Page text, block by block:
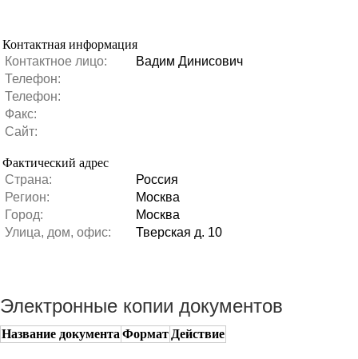
Контактная информация
Контактное лицо:
Вадим Динисович
Телефон:
Телефон:
Факс:
Сайт:
Фактический адрес
Страна:
Россия
Регион:
Москва
Город:
Москва
Улица, дом, офис:
Тверская д. 10
Электронные копии документов
Название документа Формат Действие